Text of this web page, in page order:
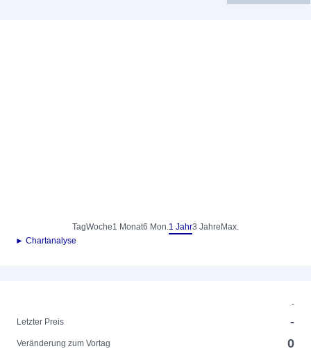
TagWoche1 Monat6 Mon.1 Jahr3 Jahre Max.
► Chartanalyse
-
Letzter Preis
-
Veränderung zum Vortag 0